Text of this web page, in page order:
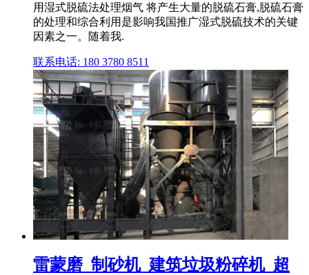
用湿式脱硫法处理烟气 将产生大量的脱硫石膏,脱硫石膏
的处理和综合利用是影响我国推广湿式脱硫技术的关键
因素之一。随着我.
联系电话: 180 3780 8511
雷蒙磨_制砂机_建筑垃圾粉碎机_超